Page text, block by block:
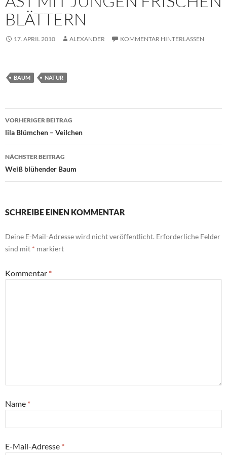
BLÄTTERN
17. APRIL 2010 ALEXANDER KOMMENTAR HINTERLASSEN
BAUM NATUR
Beitragsnavigation
VORHERIGER BEITRAG
lila Blümchen – Veilchen
NÄCHSTER BEITRAG
Weiß blühender Baum
SCHREIBE EINEN KOMMENTAR
Deine E-Mail-Adresse wird nicht veröffentlicht. Erforderliche Felder
sind mit * markiert
Kommentar *
Name *
E-Mail-Adresse *